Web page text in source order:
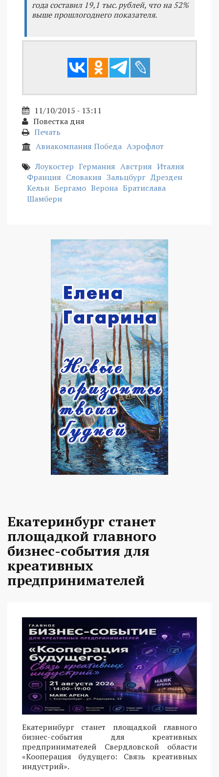
года составил 19,1 тыс. рублей, что на 52%
выше прошлогоднего показателя.
11/10/2015 - 13:11
Повестка дня
Печать
Авиакомпания Победа Аэрофлот
Лоукостер Германия Австрия Италия
Франция Словакия Зальцбург Дрезден
Кельн Бергамо Верона Братислава
Шамбери
Екатеринбург станет
площадкой главного
бизнес-события для
креативных
предпринимателей
Екатеринбург станет площадкой главного
бизнес-события для креативных
предпринимателей Свердловской области
«Кооперация будущего: Связь креативных
индустрий».